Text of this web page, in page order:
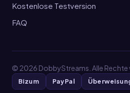
Kostenlose Testversion
FAQ
© 2026 DobbyStreams. Alle Rechte
Bizum PayPal